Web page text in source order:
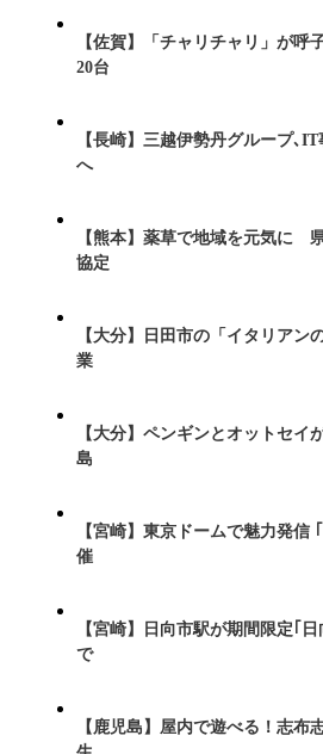
【佐賀】「チャリチャリ」が呼
20台
【長崎】三越伊勢丹グループ､
へ
【熊本】薬草で地域を元気に
協定
【大分】日田市の「イタリアン
業
【大分】ペンギンとオットセイ
島
【宮崎】東京ドームで魅力発信
催
【宮崎】日向市駅が期間限定｢
で
【鹿児島】屋内で遊べる！志布